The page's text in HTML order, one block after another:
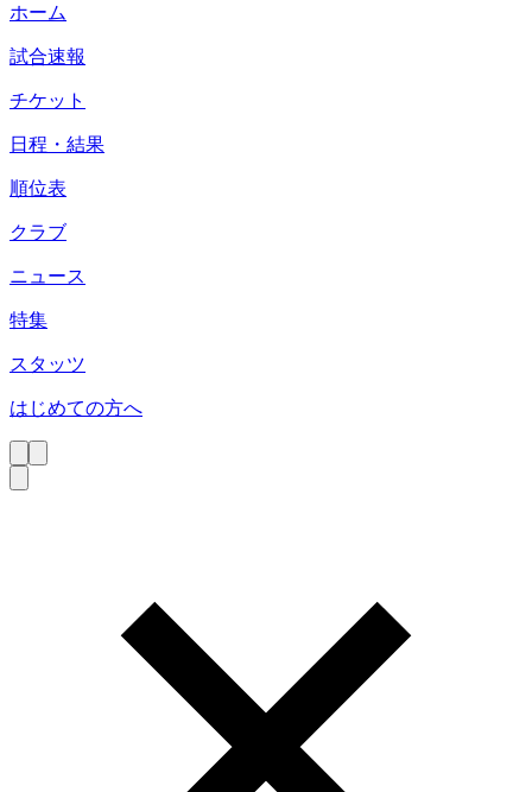
ホーム
試合速報
チケット
日程・結果
順位表
クラブ
ニュース
特集
スタッツ
はじめての方へ